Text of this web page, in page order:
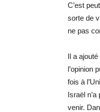
C’est
sorte de
ne pas
Il a
l’opinion
fois à
Israël
venir.